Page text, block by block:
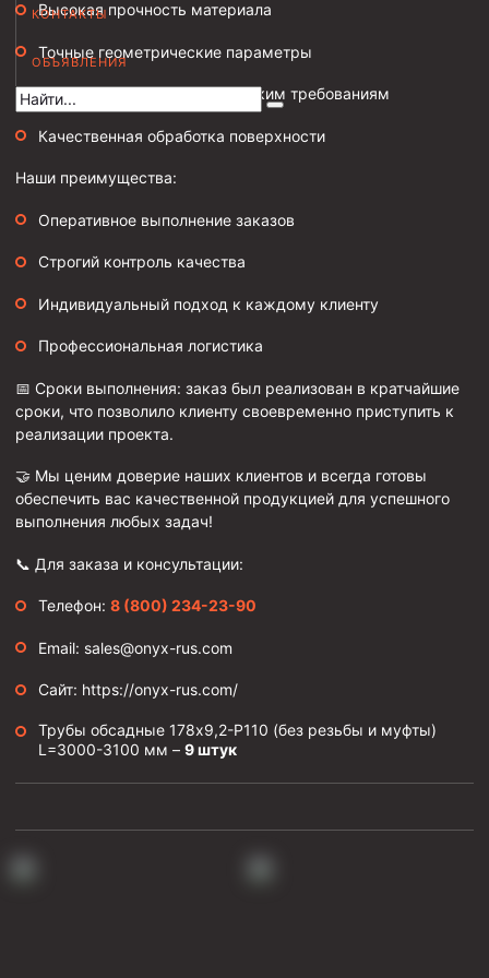
КОНТАКТЫ
ОБЪЯВЛЕНИЯ
Муфта НКВ 60
Муфта НКТ 60
Муфта НКВ 89
Муфта НКТ 48
Обсадные трубы и муфты к ним
ГОСТ 31446-2017
Муфты для обсадных труб
Муфта ОТТМ 102
Муфта ОТТГ 178
Муфта ОТТМ 146
Муфта БТС 324
Муфта БТС 245
Муфта БТС 146
Муфта ОТТМ 245
Высокая прочность материала
Точные геометрические параметры
Соответствие всем техническим требованиям
Качественная обработка поверхности
Наши преимущества:
Оперативное выполнение заказов
Строгий контроль качества
Индивидуальный подход к каждому клиенту
Профессиональная логистика
📅 Сроки выполнения: заказ был реализован в кратчайшие
сроки, что позволило клиенту своевременно приступить к
реализации проекта.
🤝 Мы ценим доверие наших клиентов и всегда готовы
обеспечить вас качественной продукцией для успешного
выполнения любых задач!
📞 Для заказа и консультации:
Телефон: 8 (800) 234-23-90
Email: sales@onyx-rus.com
Сайт: https://onyx-rus.com/
Трубы обсадные 178х9,2-Р110 (без резьбы и муфты)
L=3000-3100 мм – 9 штук